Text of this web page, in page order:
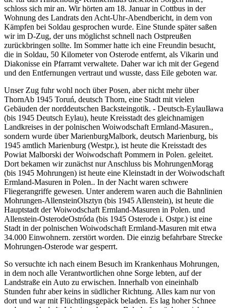
schloss sich mir an. Wir hörten am 18. Januar in Cottbus in der
Wohnung des Landrats den Acht-Uhr-Abendbericht, in dem von
Kämpfen bei Soldau gesprochen wurde. Eine Stunde später saßen
wir im D-Zug, der uns möglichst schnell nach Ostpreußen
zurückbringen sollte. Im Sommer hatte ich eine Freundin besucht,
die in Soldau, 50 Kilometer von Osterode entfernt, als Vikarin und
Diakonisse ein Pfarramt verwaltete. Daher war ich mit der Gegend
und den Entfernungen vertraut und wusste, dass Eile geboten war.
Unser Zug fuhr wohl noch über Posen, aber nicht mehr über
ThornAb 1945 Toruń, deutsch Thorn, eine Stadt mit vielen
Gebäuden der norddeutschen Backsteingotik. - Deutsch-EylauIława
(bis 1945 Deutsch Eylau), heute Kreisstadt des gleichnamigen
Landkreises in der polnischen Woiwodschaft Ermland-Masuren.,
sondern wurde überMarienburgMalbork, deutsch Marienburg, bis
1945 amtlich Marienburg (Westpr.), ist heute die Kreisstadt des
Powiat Malborski der Woiwodschaft Pommern in Polen. geleitet.
Dort bekamen wir zunächst nur Anschluss bis MohrungenMorąg
(bis 1945 Mohrungen) ist heute eine Kleinstadt in der Woiwodschaft
Ermland-Masuren in Polen.. In der Nacht waren schwere
Fliegerangriffe gewesen. Unter anderem waren auch die Bahnlinien
Mohrungen-AllensteinOlsztyn (bis 1945 Allenstein), ist heute die
Hauptstadt der Woiwodschaft Ermland-Masuren in Polen. und
Allenstein-OsterodeOstróda (bis 1945 Osterode i. Ostpr.) ist eine
Stadt in der polnischen Woiwodschaft Ermland-Masuren mit etwa
34.000 Einwohnern. zerstört worden. Die einzig befahrbare Strecke
Mohrungen-Osterode war gesperrt.
So versuchte ich nach einem Besuch im Krankenhaus Mohrungen,
in dem noch alle Verantwortlichen ohne Sorge lebten, auf der
Landstraße ein Auto zu erwischen. Innerhalb von eineinhalb
Stunden fuhr aber keins in südlicher Richtung. Alles kam nur von
dort und war mit Flüchtlingsgepäck beladen. Es lag hoher Schnee